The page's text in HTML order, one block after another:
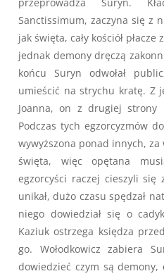
Sanctissimum, zaczyna się z
jak święta, cały kościół
jednak demony dręczą
końcu Suryn odwołał
umieścić na strychu kratę. Z
Joanna, on z drugiej strony
Podczas tych egzorcyzmów
wywyższona ponad innych, za
święta, więc opętana
egzorcyści raczej cieszyli
unikał, dużo czasu spędzał
niego dowiedział się o
Kaziuk ostrzega księdza
go. Wołodkowicz zabiera
dowiedzieć czym są demony,